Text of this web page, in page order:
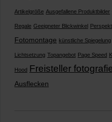
Artikelgröße Ausgefallene Produktbilder
Regale Geeigneter Blickwinkel
Fotomontage künstliche Spiegelung
Lichtsetzung Topangebot Page Speed
Hood Freisteller
Ausflecken